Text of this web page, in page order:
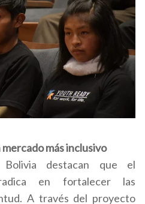
más inclusivo
destacan que el
en fortalecer las
A través del proyecto